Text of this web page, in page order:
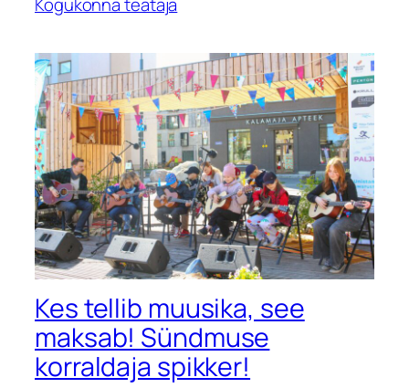
Kes tellib muusika, see
maksab! Sündmuse
korraldaja spikker!